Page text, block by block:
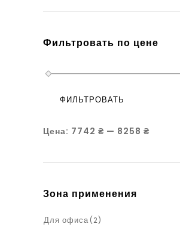
Фильтровать по цене
ФИЛЬТРОВАТЬ
Цена: 7742 ₴ — 8258 ₴
Зона применения
Для офиса(2)